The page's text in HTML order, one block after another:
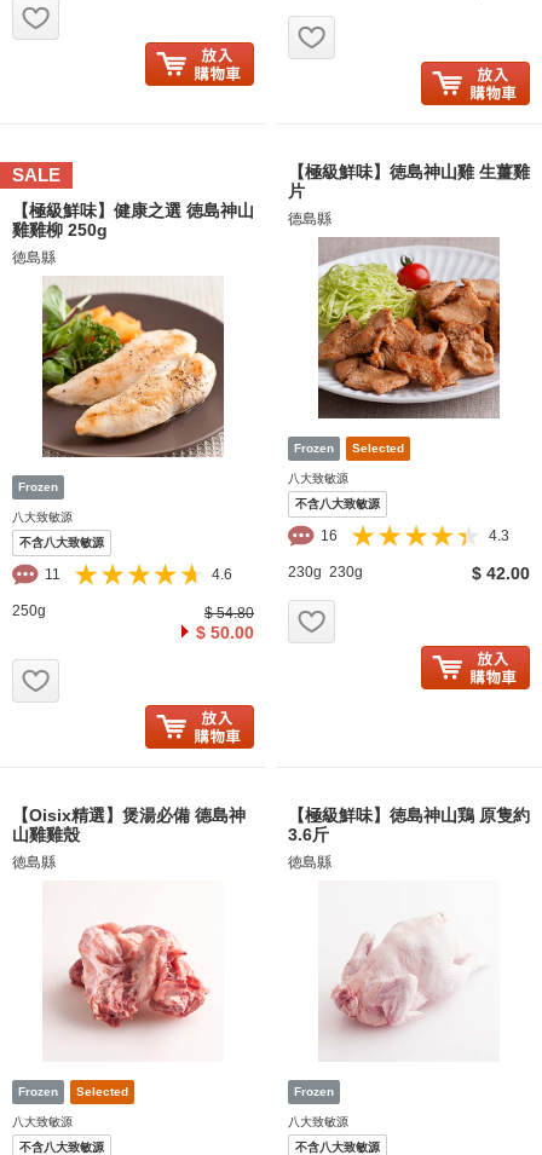
SALE
【極級鮮味】健康之選 徳島神山
雞雞柳 250g
徳島縣
八大致敏源
不含八大致敏源
11 4.6
250g $ 54.80
$ 50.00
【極級鮮味】徳島神山雞 生薑雞
片
德島縣
八大致敏源
不含八大致敏源
16 4.3
230g 230g $ 42.00
【Oisix精選】煲湯必備 德島神
山雞雞殼
徳島縣
八大致敏源
不含八大致敏源
【極級鮮味】徳島神山鶏 原隻約
3.6斤
徳島縣
八大致敏源
不含八大致敏源